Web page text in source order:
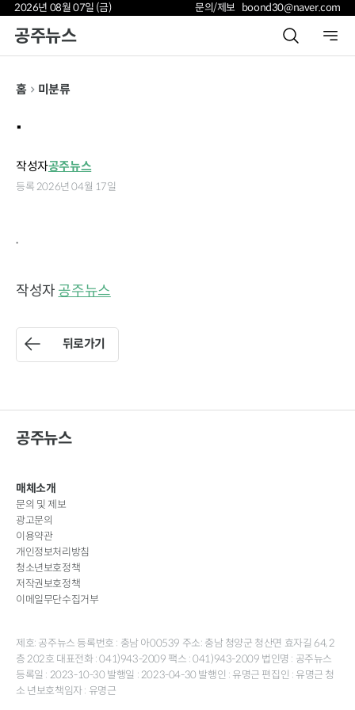
2026년 08월 07일 (금) 문의/제보 boond30@naver.com
공주뉴스
홈 미분류
.
작성자공주뉴스
등록 2026년 04월 17일
.
작성자 공주뉴스
뒤로가기
공주뉴스
매체소개
문의 및 제보
광고문의
이용약관
개인정보처리방침
청소년보호정책
저작권보호정책
이메일무단수집거부
제호: 공주뉴스 등록번호 : 충남 아00539 주소: 충남 청양군 청산면 효자길 64, 2
층 202호 대표전화 : 041)943-2009 팩스 : 041)943-2009 법인명 : 공주뉴스
등록일 : 2023-10-30 발행일 : 2023-04-30 발행인 : 유명근 편집인 : 유명근 청
소 년보호책임자 : 유명근